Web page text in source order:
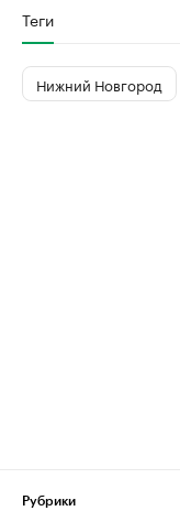
Теги
Нижний Новгород
Рубрики